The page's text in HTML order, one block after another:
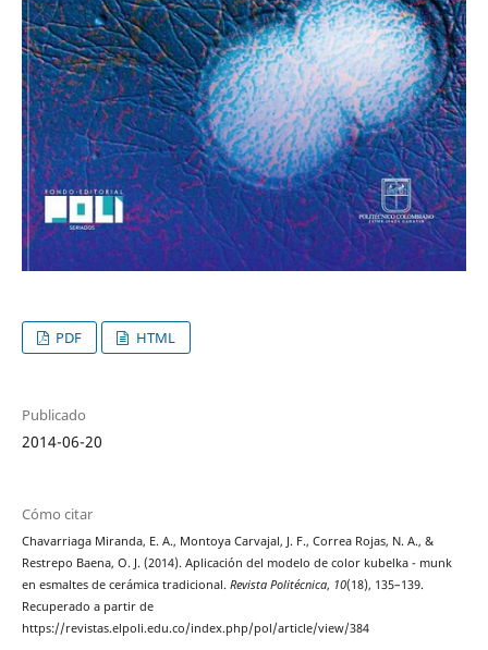
PDF HTML
Publicado
2014-06-20
Cómo citar
Chavarriaga Miranda, E. A., Montoya Carvajal, J. F., Correa Rojas, N. A., &
Restrepo Baena, O. J. (2014). Aplicación del modelo de color kubelka - munk
en esmaltes de cerámica tradicional. Revista Politécnica, 10(18), 135–139.
Recuperado a partir de
https://revistas.elpoli.edu.co/index.php/pol/article/view/384